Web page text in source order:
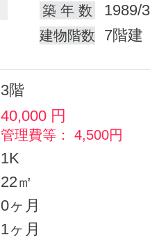
築 年 数
1989/
建物階数 7階建
3階
40,000 円
管理費等： 4,500円
1K
22㎡
0ヶ月
1ヶ月